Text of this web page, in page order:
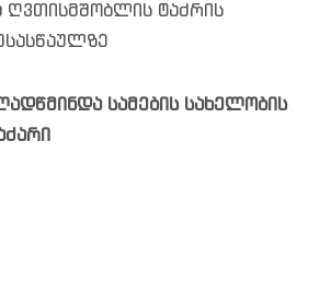
ტაძრის
სამების სახელობის